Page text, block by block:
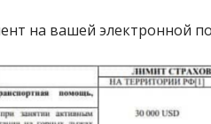
на вашей электронной